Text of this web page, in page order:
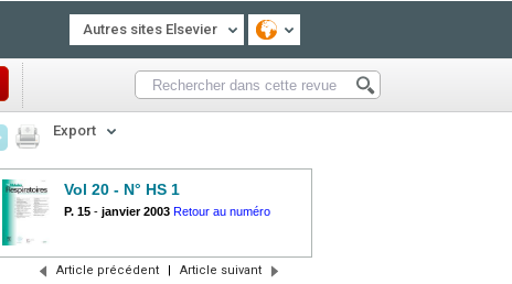
Autres sites Elsevier
Export
Vol 20 - N° HS 1
P. 15 - janvier 2003 Retour au numéro
Article précédent | Article suivant